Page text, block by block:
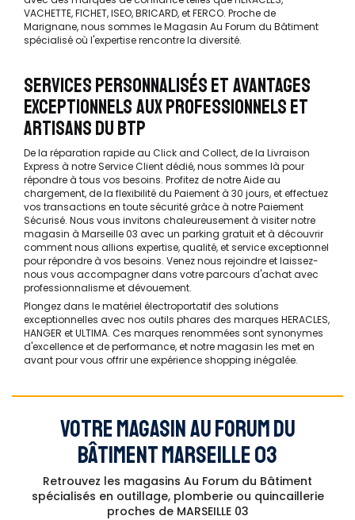
VACHETTE, FICHET, ISEO, BRICARD, et FERCO. Proche de
Marignane, nous sommes le Magasin Au Forum du Bâtiment
spécialisé où l'expertise rencontre la diversité.
SERVICES PERSONNALISÉS ET AVANTAGES
EXCEPTIONNELS AUX PROFESSIONNELS ET
ARTISANS DU BTP
De la réparation rapide au Click and Collect, de la Livraison
Express à notre Service Client dédié, nous sommes là pour
répondre à tous vos besoins. Profitez de notre Aide au
chargement, de la flexibilité du Paiement à 30 jours, et effectuez
vos transactions en toute sécurité grâce à notre Paiement
Sécurisé. Nous vous invitons chaleureusement à visiter notre
magasin à Marseille 03 avec un parking gratuit et à découvrir
comment nous allions expertise, qualité, et service exceptionnel
pour répondre à vos besoins. Venez nous rejoindre et laissez-
nous vous accompagner dans votre parcours d'achat avec
professionnalisme et dévouement.
Plongez dans le matériel électroportatif des solutions
exceptionnelles avec nos outils phares des marques HERACLES,
HANGER et ULTIMA. Ces marques renommées sont synonymes
d'excellence et de performance, et notre magasin les met en
avant pour vous offrir une expérience shopping inégalée.
VOTRE MAGASIN AU FORUM DU
BÂTIMENT MARSEILLE 03
Retrouvez les magasins Au Forum du Bâtiment
spécialisés en outillage, plomberie ou quincaillerie
proches de MARSEILLE 03